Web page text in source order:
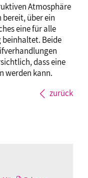
Atmosphäre
bereit, über ein
eine für alle
beinhaltet. Beide
dass eine
werden kann.
zurück